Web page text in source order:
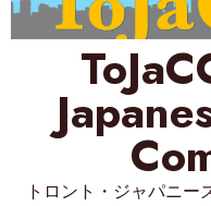
トロント・ジャパニー